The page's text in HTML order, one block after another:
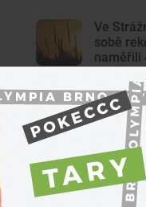
Ve
sobě
naměřili
Větší
z
Mladí
Marsu
zařídila